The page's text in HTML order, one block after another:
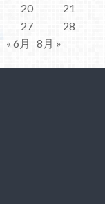
20
21
27
28
« 6月
8月 »